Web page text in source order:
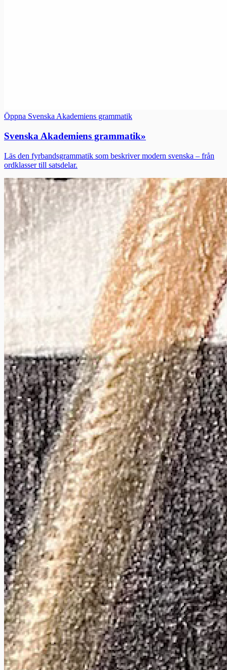
Öppna Svenska Akademiens grammatik
Svenska Akademiens grammatik»
Läs den fyrbandsgrammatik som beskriver modern svenska – från
ordklasser till satsdelar.